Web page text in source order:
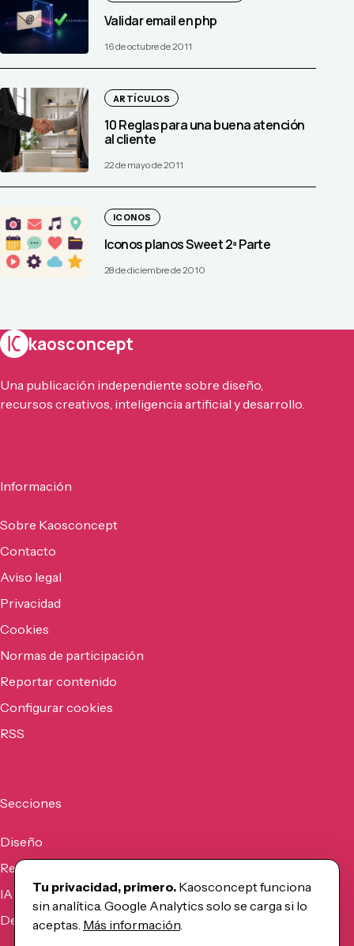
Validar email en php
16 de octubre de 2011
ARTÍCULOS
10 Reglas para una buena atención
al cliente
22 de mayo de 2011
ICONOS
Iconos planos Sweet 2ª Parte
28 de diciembre de 2010
kaosconcept
Una publicación independiente sobre diseño,
recursos creativos, inteligencia artificial y desarrollo.
Información
Sobre Kaosconcept
Contacto
Aviso legal
Privacidad
Cookies
Normas de participación
Reportar contenido
Configurar cookies
RSS
Secciones
Diseño
Recursos
IA
Desarrollo
Tu privacidad, primero. Kaosconcept funciona
sin analítica. Google Analytics solo se carga si lo
aceptas. Más información.